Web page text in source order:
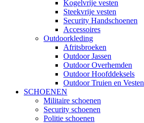
Kogelvrije vesten
Steekvrije vesten
Security Handschoenen
Accessoires
Outdoorkleding
Afritsbroeken
Outdoor Jassen
Outdoor Overhemden
Outdoor Hoofddeksels
Outdoor Truien en Vesten
SCHOENEN
Militaire schoenen
Security schoenen
Politie schoenen